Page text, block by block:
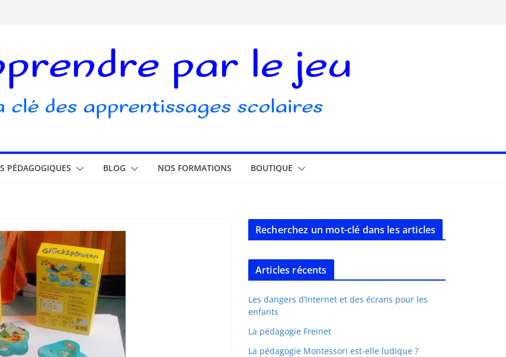
?
PÉDAGOGIQUES BLOG NOS FORMATIONS BOUTIQUE
Recherchez un mot-clé dans les articles
Articles récents
Les dangers d’Internet et des écrans pour les
enfants
La pédagogie Freinet
La pédagogie Montessori est-elle ludique ?